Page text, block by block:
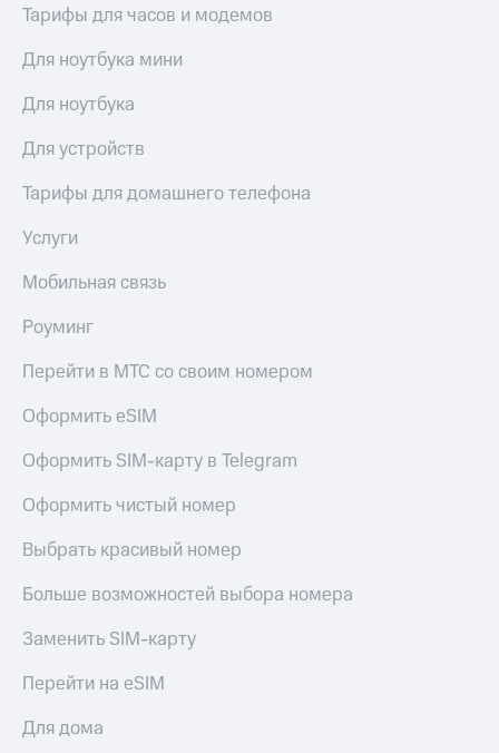
Тарифы для часов и модемов
Для ноутбука мини
Для ноутбука
Для устройств
Тарифы для домашнего телефона
Услуги
Мобильная связь
Роуминг
Перейти в МТС со своим номером
Оформить eSIM
Оформить SIM-карту в Telegram
Оформить чистый номер
Выбрать красивый номер
Больше возможностей выбора номера
Заменить SIM-карту
Перейти на eSIM
Для дома